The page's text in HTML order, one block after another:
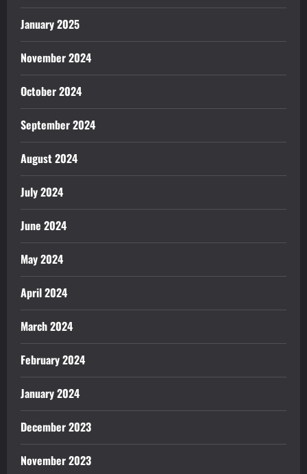
January 2025
November 2024
October 2024
September 2024
August 2024
July 2024
June 2024
May 2024
April 2024
March 2024
February 2024
January 2024
December 2023
November 2023